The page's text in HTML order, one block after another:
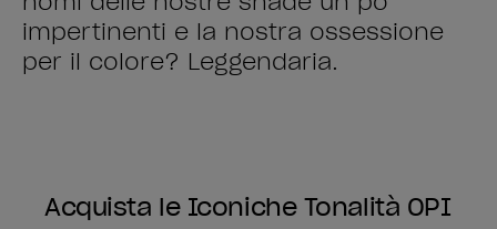
impertinenti e la nostra ossessione
per il colore? Leggendaria.
Acquista le Iconiche Tonalità OPI